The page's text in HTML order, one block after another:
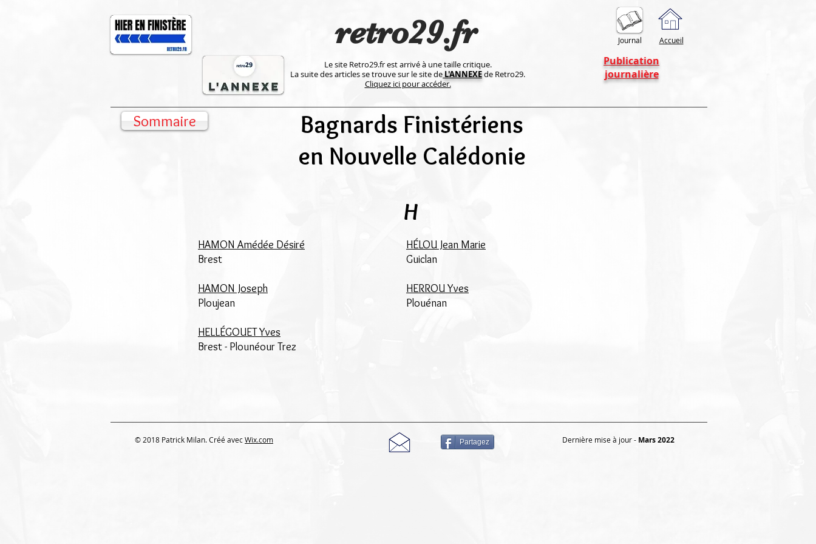
retro29.fr
Le site Retro29.fr est arrivé à une taille critique.
La suite des articles se trouve sur le site deL'ANNEXEde Retro29.
Cliquez ici pour accéder.
Journal Accueil
Publication
journalière
Sommaire
Bagnards Finistériens
en Nouvelle Calédonie
H
HAMON Amédée Désiré
Brest
HAMON Joseph
Ploujean
HELLÉGOUET Yves
Brest - Plounéour Trez
HÉLOU Jean Marie
Guiclan
HERROU Yves
Plouénan
© 2018 Patrick Milan. Créé avecWix.com Partagez Dernière mise à jour -Mars 2022